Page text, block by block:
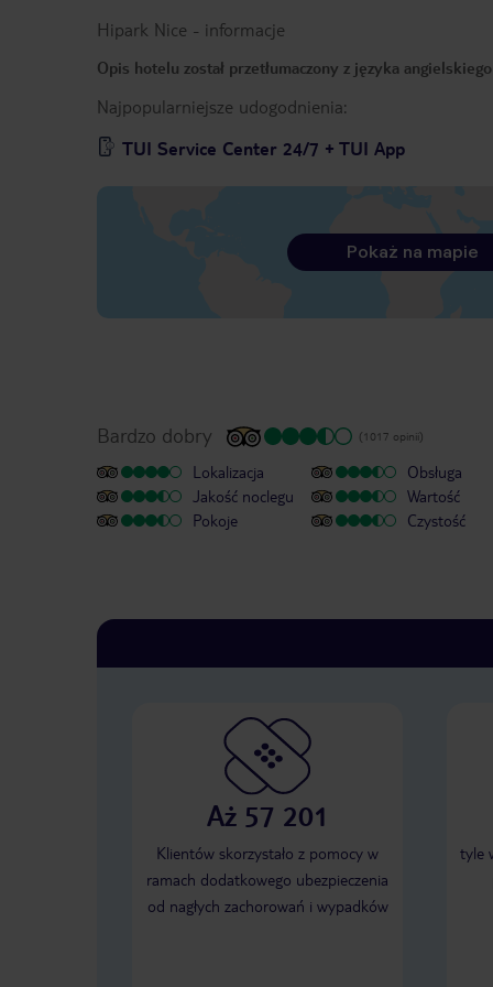
Hipark Nice - informacje
Opis hotelu został przetłumaczony z języka
Najpopularniejsze udogodnienia:
TUI Service Center 24/7 + TUI App
Pokaż na mapie
Bardzo dobry (1017 opinii)
Lokalizacja
Jakość noclegu
Pokoje
Obsługa
Wartość
Czystość
Aż 57 201
Klientów skorzystało z pomocy w
ramach dodatkowego ubezpieczenia
od nagłych zachorowań i wypadków
tyle